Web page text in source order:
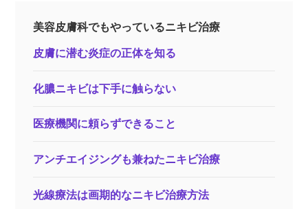
美容皮膚科でもやっているニキビ治療
皮膚に潜む炎症の正体を知る
化膿ニキビは下手に触らない
医療機関に頼らずできること
アンチエイジングも兼ねたニキビ治療
光線療法は画期的なニキビ治療方法